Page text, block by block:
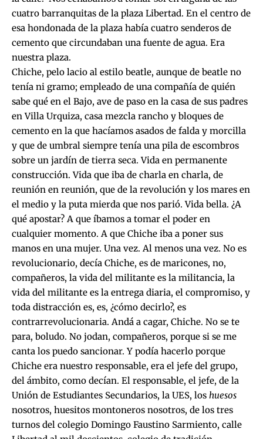
cuatro barranquitas de la plaza Libertad. En el centro de
esa hondonada de la plaza había cuatro senderos de
cemento que circundaban una fuente de agua. Era
nuestra plaza.
Chiche, pelo lacio al estilo beatle, aunque de beatle no
tenía ni gramo; empleado de una compañía de quién
sabe qué en el Bajo, ave de paso en la casa de sus padres
en Villa Urquiza, casa mezcla rancho y bloques de
cemento en la que hacíamos asados de falda y morcilla
y que de umbral siempre tenía una pila de escombros
sobre un jardín de tierra seca. Vida en permanente
construcción. Vida que iba de charla en charla, de
reunión en reunión, que de la revolución y los mares en
el medio y la puta mierda que nos parió. Vida bella. ¿A
qué apostar? A que íbamos a tomar el poder en
cualquier momento. A que Chiche iba a poner sus
manos en una mujer. Una vez. Al menos una vez. No es
revolucionario, decía Chiche, es de maricones, no,
compañeros, la vida del militante es la militancia, la
vida del militante es la entrega diaria, el compromiso, y
toda distracción es, es, ¿cómo decirlo?, es
contrarrevolucionaria. Andá a cagar, Chiche. No se te
para, boludo. No jodan, compañeros, porque si se me
canta los puedo sancionar. Y podía hacerlo porque
Chiche era nuestro responsable, era el jefe del grupo,
del ámbito, como decían. El responsable, el jefe, de la
Unión de Estudiantes Secundarios, la UES, los huesos
nosotros, huesitos montoneros nosotros, de los tres
turnos del colegio Domingo Faustino Sarmiento, calle